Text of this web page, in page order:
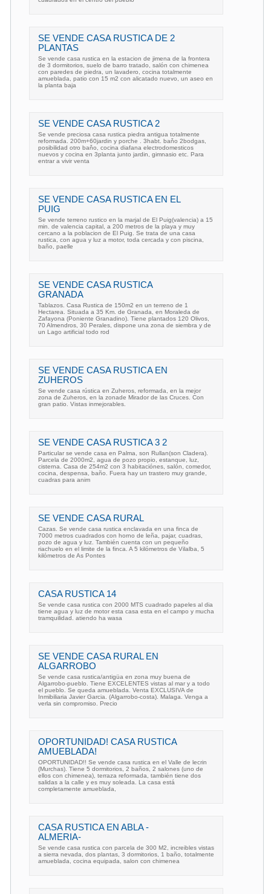
SE VENDE CASA RUSTICA DE 2
PLANTAS
Se vende casa rustica en la estacion de jimena de la frontera
de 3 dormitorios, suelo de barro tratado, salón con chimenea
con paredes de piedra, un lavadero, cocina totalmente
amueblada, patio con 15 m2 con alicatado nuevo, un aseo en
la planta baja
SE VENDE CASA RUSTICA 2
Se vende preciosa casa rustica piedra antigua totalmente
reformada. 200m+60jardin y porche . 3habt. baňo 2bodgas,
posibilidad otro baňo, cocina diafana electrodomesticos
nuevos y cocina en 3planta junto jardin, gimnasio etc. Para
entrar a vivir venta
SE VENDE CASA RUSTICA EN EL
PUIG
Se vende terreno rustico en la marjal de El Puig(valencia) a 15
min. de valencia capital, a 200 metros de la playa y muy
cercano a la poblacion de El Puig. Se trata de una casa
rustica, con agua y luz a motor, toda cercada y con piscina,
baño, paelle
SE VENDE CASA RUSTICA
GRANADA
Tablazos. Casa Rustica de 150m2 en un terreno de 1
Hectarea. Situada a 35 Km. de Granada, en Moraleda de
Zafayona (Poniente Granadino). Tiene plantados 120 Olivos,
70 Almendros, 30 Perales, dispone una zona de siembra y de
un Lago artificial todo rod
SE VENDE CASA RUSTICA EN
ZUHEROS
Se vende casa rústica en Zuheros, reformada, en la mejor
zona de Zuheros, en la zonade Mirador de las Cruces. Con
gran patio. Vistas inmejorables.
SE VENDE CASA RUSTICA 3 2
Particular se vende casa en Palma, son Rullan(son Cladera).
Parcela de 2000m2, agua de pozo propio, estanque, luz,
cisterna. Casa de 254m2 con 3 habitaciónes, salón, comedor,
cocina, despensa, baño. Fuera hay un trastero muy grande,
cuadras para anim
SE VENDE CASA RURAL
Cazas. Se vende casa rustica enclavada en una finca de
7000 metros cuadrados con horno de leña, pajar, cuadras,
pozo de agua y luz. También cuenta con un pequeño
riachuelo en el limite de la finca. A 5 kilómetros de Vilalba, 5
kilómetros de As Pontes
CASA RUSTICA 14
Se vende casa rustica con 2000 MTS cuadrado papeles al dia
tiene agua y luz de motor esta casa esta en el campo y mucha
tramquilidad. atiendo ha wasa
SE VENDE CASA RURAL EN
ALGARROBO
Se vende casa rustica/antigüa en zona muy buena de
Algarrobo-pueblo. Tiene EXCELENTES vistas al mar y a todo
el pueblo. Se queda amueblada. Venta EXCLUSIVA de
Inmibiliaria Javier Garcia. (Algarrobo-costa). Malaga. Venga a
verla sin compromiso. Precio
OPORTUNIDAD! CASA RUSTICA
AMUEBLADA!
OPORTUNIDAD!! Se vende casa rustica en el Valle de lecrin
(Murchas). Tiene 5 dormitorios, 2 baños, 2 salones (uno de
ellos con chimenea), terraza reformada, también tiene dos
salidas a la calle y es muy soleada. La casa está
completamente amueblada,
CASA RUSTICA EN ABLA -
ALMERIA-
Se vende casa rustica con parcela de 300 M2, increibles vistas
a sierra nevada, dos plantas, 3 dormitorios, 1 baño, totalmente
amueblada, cocina equipada, salon con chimenea